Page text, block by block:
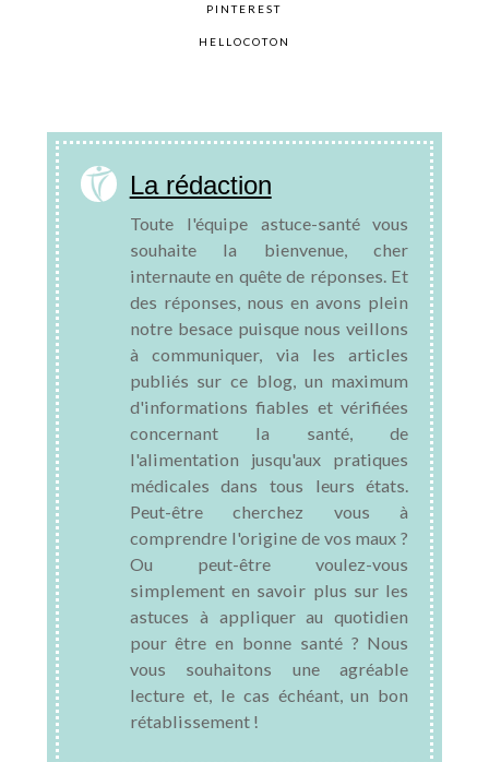
PINTEREST
HELLOCOTON
La rédaction
Toute l'équipe astuce-santé vous
souhaite la bienvenue, cher
internaute en quête de réponses. Et
des réponses, nous en avons plein
notre besace puisque nous veillons
à communiquer, via les articles
publiés sur ce blog, un maximum
d'informations fiables et vérifiées
concernant la santé, de
l'alimentation jusqu'aux pratiques
médicales dans tous leurs états.
Peut-être cherchez vous à
comprendre l'origine de vos maux ?
Ou peut-être voulez-vous
simplement en savoir plus sur les
astuces à appliquer au quotidien
pour être en bonne santé ? Nous
vous souhaitons une agréable
lecture et, le cas échéant, un bon
rétablissement !